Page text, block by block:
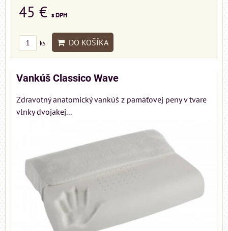
45 € s DPH
ks DO KOŠÍKA
Vankúš Classico Wave
Zdravotný anatomický vankúš z pamäťovej peny v tvare
vlnky dvojakej...